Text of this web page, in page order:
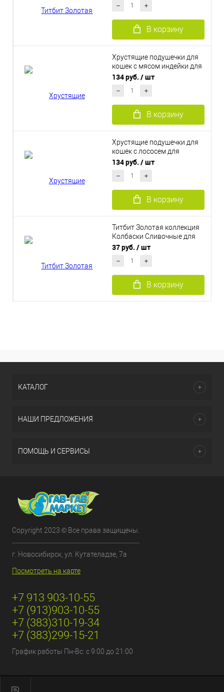
В корзину
Хрустящие подушечки для
кошек с мясом индейки для
здоровья сердца 60 г
134 руб. / шт
В корзину
Хрустящие подушечки для
кошек с лососем для
здоровья шерсти 60 г
134 руб. / шт
В корзину
Титбит Золотая коллекция
Колбаски Сливочные для
кошек
37 руб. / шт
В корзину
КАТАЛОГ
НАШИ ПРЕДЛОЖЕНИЯ
ПОМОЩЬ И СЕРВИСЫ
Copyright 2023 © Все права защищены.
г. Новосибирск, ул. Кутателадзе, 7а
Посмотреть на карте
+7 913 903-10-55
+7 (913)903-10-55
+7 (383)310-19-34
+7 (383)299-15-21
График работы Пн-Вс: с 9:00 до 21:00